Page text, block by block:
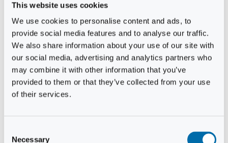
This website uses cookies
We use cookies to personalise content and ads, to
provide social media features and to analyse our traffic.
We also share information about your use of our site with
our social media, advertising and analytics partners who
may combine it with other information that you’ve
provided to them or that they’ve collected from your use
of their services.
Necessary
Niels Thomas Rosenberg
Benny Gensbøl
Bent Jakobsen
Svend Andersen
Bent Wigh
Jens-Kjeld Jensen
Jon Fjeldså
William Carøe Aarestrup
Erik Mølgaard